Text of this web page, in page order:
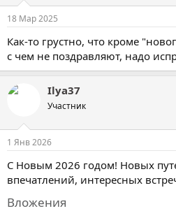
18 Мар 2025
Как-то грустно, что кроме
с чем не поздравляют, надо
Ilya37
Участник
1 Янв 2026
С Новым 2026 годом! Новых
впечатлений, интересных
Вложения